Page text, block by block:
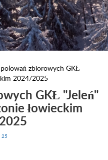
zbiorowych GKŁ
2024/2025
GKŁ "Jeleń"
łowieckim
25